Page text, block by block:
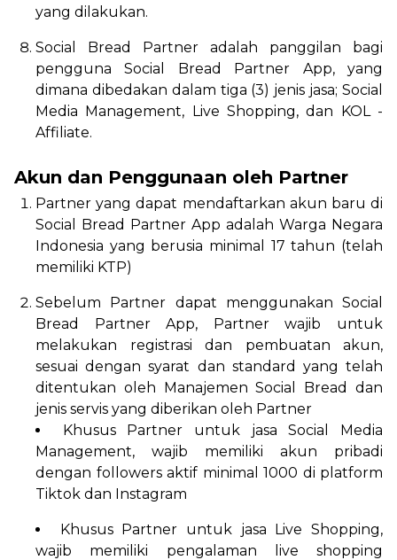
yang dilakukan.
Social Bread Partner adalah panggilan bagi
pengguna Social Bread Partner App, yang
dimana dibedakan dalam tiga (3) jenis jasa; Social
Media Management, Live Shopping, dan KOL -
Affiliate.
Akun dan Penggunaan oleh Partner
Partner yang dapat mendaftarkan akun baru di
Social Bread Partner App adalah Warga Negara
Indonesia yang berusia minimal 17 tahun (telah
memiliki KTP)
Sebelum Partner dapat menggunakan Social
Bread Partner App, Partner wajib untuk
melakukan registrasi dan pembuatan akun,
sesuai dengan syarat dan standard yang telah
ditentukan oleh Manajemen Social Bread dan
jenis servis yang diberikan oleh Partner
Khusus Partner untuk jasa Social Media
Management, wajib memiliki akun pribadi
dengan followers aktif minimal 1000 di platform
Tiktok dan Instagram
Khusus Partner untuk jasa Live Shopping,
wajib memiliki pengalaman live shopping